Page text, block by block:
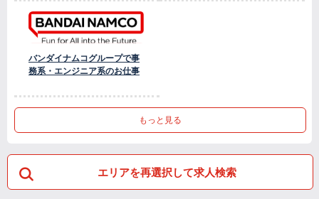
バンダイナムコグループで事
務系・エンジニア系のお仕事
もっと見る
エリアを再選択して求人検索